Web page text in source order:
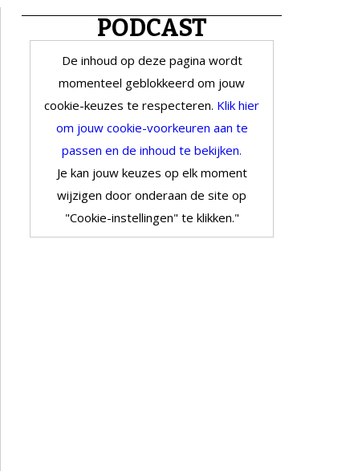
PODCAST
De inhoud op deze pagina wordt
momenteel geblokkeerd om jouw
cookie-keuzes te respecteren. Klik hier
om jouw cookie-voorkeuren aan te
passen en de inhoud te bekijken.
Je kan jouw keuzes op elk moment
wijzigen door onderaan de site op
"Cookie-instellingen" te klikken."